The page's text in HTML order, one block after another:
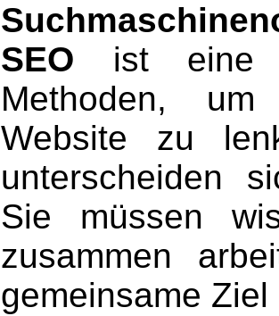
SEO ist eine
Methoden,
Website zu
unterscheiden
Sie müssen
zusammen
gemeinsame